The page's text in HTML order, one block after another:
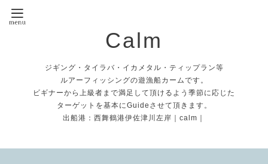
Calm
ジギング・タイラバ・イカメタル・ティップラン等
ルアーフィッシングの遊漁船カームです。
ビギナーから上級者まで満足して頂けるよう季節に応じた
ターゲットを基本にGuideさせて頂きます。
出船港：西舞鶴港伊佐津川左岸｜calm｜